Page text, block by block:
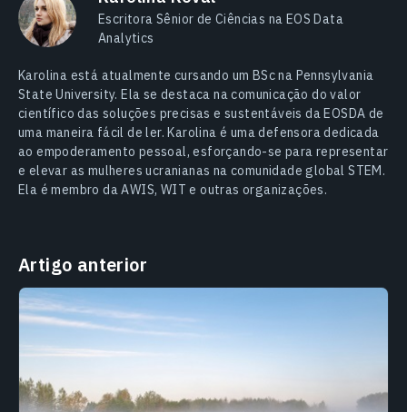
Escritora Sênior de Ciências na EOS Data
Analytics
Karolina está atualmente cursando um BSc na Pennsylvania
State University. Ela se destaca na comunicação do valor
científico das soluções precisas e sustentáveis da EOSDA de
uma maneira fácil de ler. Karolina é uma defensora dedicada
ao empoderamento pessoal, esforçando-se para representar
e elevar as mulheres ucranianas na comunidade global STEM.
Ela é membro da AWIS, WIT e outras organizações.
Artigo anterior